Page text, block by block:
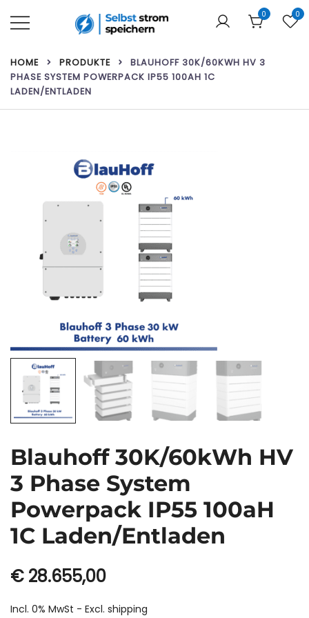
Inhalt
Solarmodule!
0 0
HOME PRODUKTE
BLAUHOFF 30K/60KWH HV 3
PHASE SYSTEM POWERPACK IP55 100AH 1C
LADEN/ENTLADEN
Blauhoff 30K/60kWh HV
3 Phase System
Powerpack IP55 100aH
1C Laden/Entladen
€ 28.655,00
Incl. 0% MwSt - Excl. shipping